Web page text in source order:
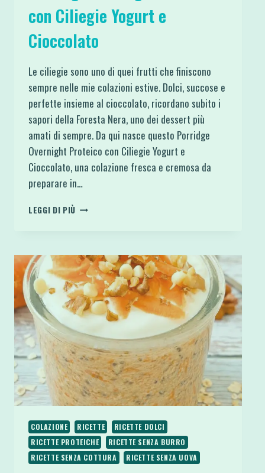
con Ciliegie Yogurt e
Cioccolato
Le ciliegie sono uno di quei frutti che finiscono
sempre nelle mie colazioni estive. Dolci, succose e
perfette insieme al cioccolato, ricordano subito i
sapori della Foresta Nera, uno dei dessert più
amati di sempre. Da qui nasce questo Porridge
Overnight Proteico con Ciliegie Yogurt e
Cioccolato, una colazione fresca e cremosa da
preparare in…
LEGGI DI PIÙ PORRIDGE
CILIEGIE
YOGURT
E
CIOCCOLATO
COLAZIONE RICETTE
RICETTE DOLCI
RICETTE PROTEICHE
RICETTE SENZA BURRO
RICETTE SENZA COTTURA
RICETTE SENZA UOVA